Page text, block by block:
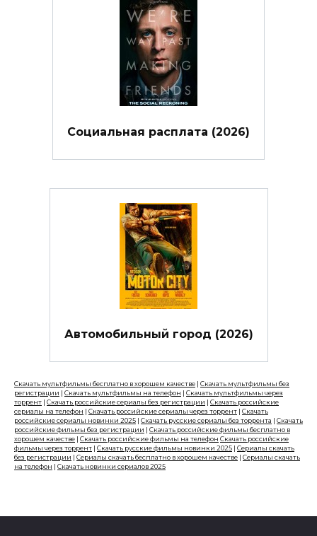
Социальная расплата (2026)
Автомобильный город (2026)
Скачать мультфильмы бесплатно в хорошем качестве | Скачать мультфильмы без
регистрации | Скачать мультфильмы на телефон | Скачать мультфильмы через
торрент | Скачать российские сериалы без регистрации | Скачать российские
сериалы на телефон | Скачать российские сериалы через торрент | Скачать
российские сериалы новинки 2025 | Скачать русские сериалы без торрента | Скачать
российские фильмы без регистрации | Скачать российские фильмы бесплатно в
хорошем качестве | Скачать российские фильмы на телефон Скачать российские
фильмы через торрент | Скачать русские фильмы новинки 2025 | Сериалы скачать
без регистрации | Сериалы скачать бесплатно в хорошем качестве | Сериалы скачать
на телефон | Скачать новинки сериалов 2025